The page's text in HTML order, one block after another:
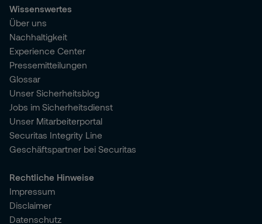
Wissenswertes
Über uns
Nachhaltigkeit
Experience Center
Pressemitteilungen
Glossar
Unser Sicherheitsblog
Jobs im Sicherheitsdienst
Unser Mitarbeiterportal
Securitas Integrity Line
Geschäftspartner bei Securitas
Rechtliche Hinweise
Impressum
Disclaimer
Datenschutz